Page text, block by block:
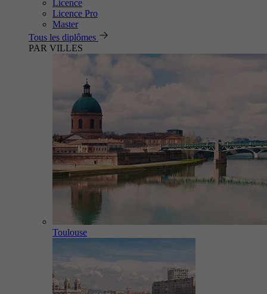
Licence
Licence Pro
Master
Tous les diplômes
PAR VILLES
Toulouse